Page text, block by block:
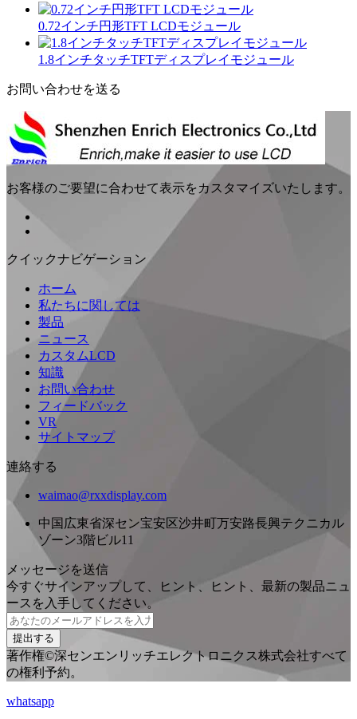
0.72インチ円形TFT LCDモジュール
1.8インチタッチTFTディスプレイモジュール
お問い合わせを送る
お客様のご要望に合わせて表示をカスタマイズいたします。
クイックナビゲーション
ホーム
私たちに関しては
製品
ニュース
カスタムLCD
知識
お問い合わせ
フィードバック
VR
サイトマップ
連絡する
waimao@rxxdisplay.com
中国広東省深セン宝安区沙井町万安路長興テクニカル
ゾーン3階ビル11
メッセージを送信
今すぐサインアップして、ヒント、ヒント、最新の製品ニュ
ースを入手してください。
提出する
著作権©深センエンリッチエレクトロニクス株式会社すべて
の権利予約。
whatsapp